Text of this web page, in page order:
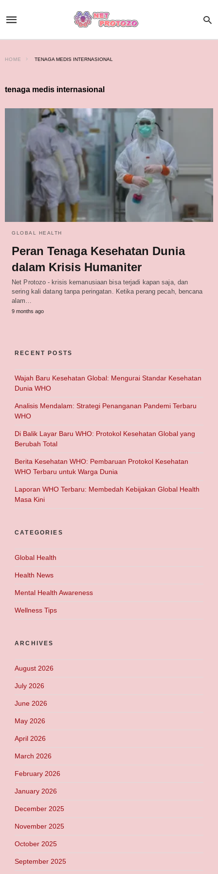
HOME TENAGA MEDIS INTERNASIONAL
tenaga medis internasional
GLOBAL HEALTH
Peran Tenaga Kesehatan Dunia
dalam Krisis Humaniter
Net Protozo - krisis kemanusiaan bisa terjadi kapan saja, dan
sering kali datang tanpa peringatan. Ketika perang pecah, bencana
alam…
9 months ago
RECENT POSTS
Wajah Baru Kesehatan Global: Mengurai Standar Kesehatan
Dunia WHO
Analisis Mendalam: Strategi Penanganan Pandemi Terbaru
WHO
Di Balik Layar Baru WHO: Protokol Kesehatan Global yang
Berubah Total
Berita Kesehatan WHO: Pembaruan Protokol Kesehatan
WHO Terbaru untuk Warga Dunia
Laporan WHO Terbaru: Membedah Kebijakan Global Health
Masa Kini
CATEGORIES
Global Health
Health News
Mental Health Awareness
Wellness Tips
ARCHIVES
August 2026
July 2026
June 2026
May 2026
April 2026
March 2026
February 2026
January 2026
December 2025
November 2025
October 2025
September 2025